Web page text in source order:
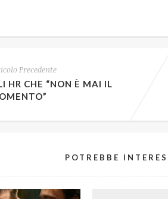
Precedente
HR CHE “NON È MAI IL
POTREBBE